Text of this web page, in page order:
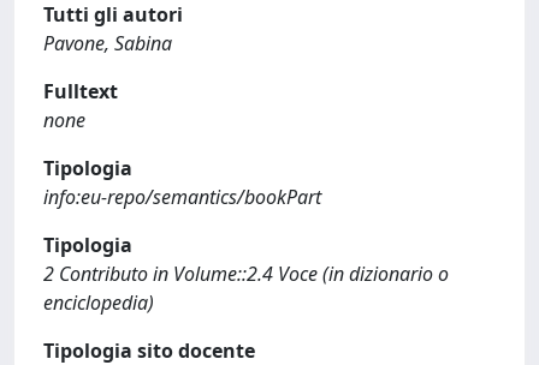
Tutti gli autori
Pavone, Sabina
Fulltext
none
Tipologia
info:eu-repo/semantics/bookPart
Tipologia
2 Contributo in Volume::2.4 Voce (in dizionario o
enciclopedia)
Tipologia sito docente